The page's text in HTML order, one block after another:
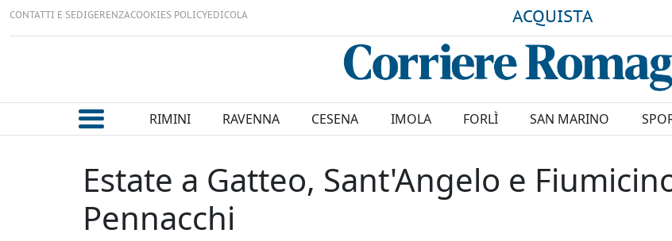
CONTATTI E SEDIGERENZACOOKIES POLICYEDICOLA ACQUISTA
RIMINI RAVENNA CESENA IMOLA FORLÌ SAN MARINO
Estate a Gatteo, Sant'Angelo e
Pennacchi